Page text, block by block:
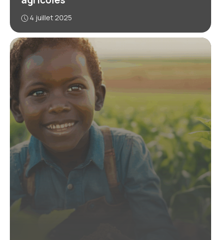
4 juillet 2025